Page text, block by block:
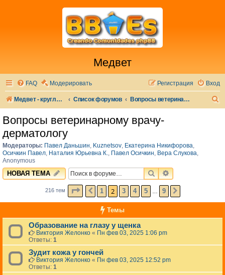
Медвет
FAQ Модерировать Вход
Регистрация
Медвет - круглосуточная ветеринарная клиника в Москве Список форумов Вопросы ветеринарному врачу-дерматологу
Вопросы ветеринарному врачу-
дерматологу
Модераторы: Павел Даньшин, Kuznetsov, Екатерина Никифорова,
Осичкин Павел, Наталия Юрьевна К., Павел Осичкин, Вера Слукова,
Anonymous
НОВАЯ ТЕМА ПОИСКРАСШИРЕННЫЙ
216 тем СТРАНИЦА ИЗ9
ПРЕД.
1 2 3 4 5 9
Темы
Образование на глазу у щенка
Виктория Желонко « Пн фев 03, 2025 1:06 pm
Ответы: 1
Зудит кожа у гончей
Виктория Желонко « Пн фев 03, 2025 12:52 pm
Ответы: 1